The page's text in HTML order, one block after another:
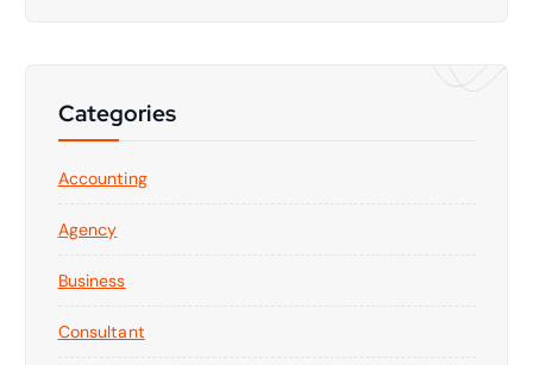
Categories
Accounting
Agency
Business
Consultant